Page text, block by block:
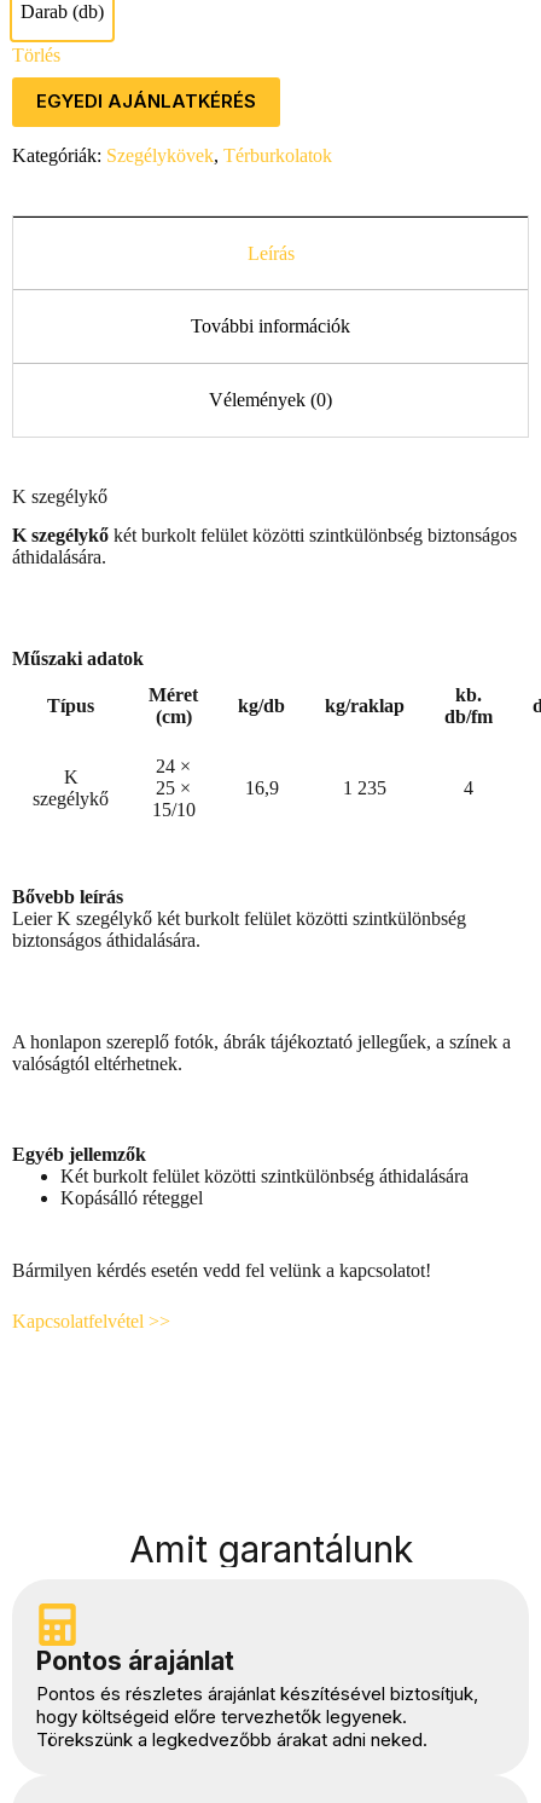
Darab (db)
Darab (db)
Törlés
EGYEDI AJÁNLATKÉRÉS
Kategóriák: Szegélykövek, Térburkolatok
Leírás
További információk
Vélemények (0)
K szegélykő
K szegélykő két burkolt felület közötti szintkülönbség biztonságos
áthidalására.
Műszaki adatok
Típus
Méret
(cm)
kg/db kg/raklap
kb.
db/fm
K
szegélykő
24 ×
25 ×
15/10
16,9 1 235 4
Bővebb leírás
Leier K szegélykő két burkolt felület közötti szintkülönbség
biztonságos áthidalására.
A honlapon szereplő fotók, ábrák tájékoztató jellegűek, a színek a
valóságtól eltérhetnek.
Egyéb jellemzők
Két burkolt felület közötti szintkülönbség áthidalására
Kopásálló réteggel
Bármilyen kérdés esetén vedd fel velünk a kapcsolatot!
Kapcsolatfelvétel >>
Amit garantálunk
Pontos árajánlat
Pontos és részletes árajánlat készítésével biztosítjuk,
hogy költségeid előre tervezhetők legyenek.
Törekszünk a legkedvezőbb árakat adni neked.